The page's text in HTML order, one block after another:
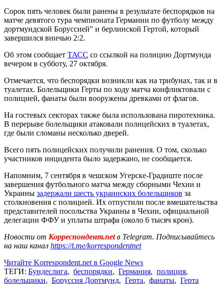
Сорок пять человек были ранены в результате беспорядков на
матче девятого тура чемпионата Германии по футболу между
дортмундской Боруссией" и берлинской Гертой, который
завершился вничью 2:2.
Об этом сообщает ТАСС со ссылкой на полицию Дортмунда
вечером в субботу, 27 октября.
Отмечается, что беспорядки возникли как на трибунах, так и в
туалетах. Болельщики Герты по ходу матча конфликтовали с
полицией, фанаты были вооружены древками от флагов.
На гостевых секторах также была использована пиротехника.
В перерыве болельщики атаковали полицейских в туалетах,
где были сломаны несколько дверей.
Всего пять полицейских получили ранения. О том, сколько
участников инцидента было задержано, не сообщается.
Напомним, 7 сентября в чешском Угерске-Градиште после
завершения футбольного матча между сборными Чехии и
Украины задержали шесть украинских болельщиков за
столкновения с полицией. Их отпустили после вмешательства
представителей посольства Украины в Чехии, официальной
делегации ФФУ и уплаты штрафа (около 6 тысяч крон).
Новости от Корреспондент.netв Telegram. Подписывайтесь
на наш канал https://t.me/korrespondentnet
Читайте Korrespondent.net в Google News
ТЕГИ: Бундеслига, беспорядки, Германия, полиция,
болельщики, Боруссия Дортмунд, Герта, фанаты, Герта